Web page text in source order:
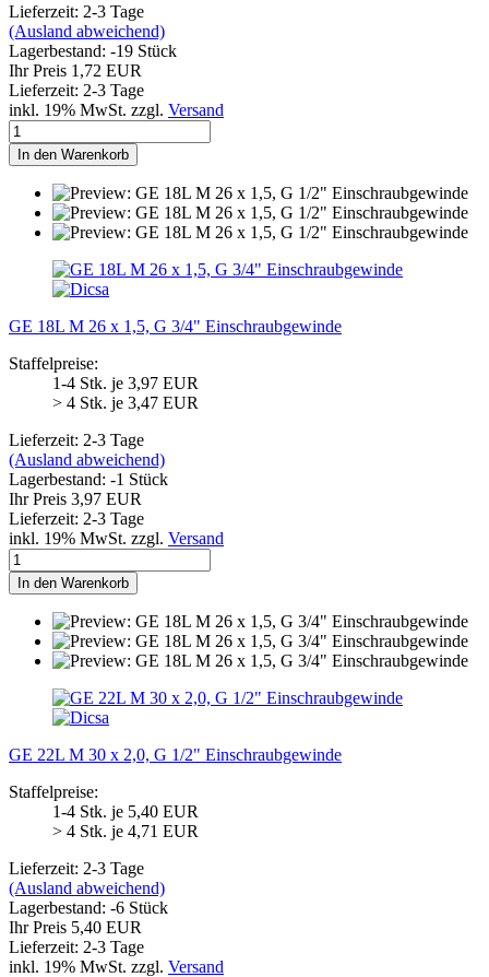
Lieferzeit: 2-3 Tage
(Ausland abweichend)
Lagerbestand: -19 Stück
Ihr Preis 1,72 EUR
Lieferzeit: 2-3 Tage
inkl. 19% MwSt. zzgl. Versand
In den Warenkorb
GE 18L M 26 x 1,5, G 3/4" Einschraubgewinde
Staffelpreise:
1-4 Stk. je 3,97 EUR
> 4 Stk. je 3,47 EUR
Lieferzeit: 2-3 Tage
(Ausland abweichend)
Lagerbestand: -1 Stück
Ihr Preis 3,97 EUR
Lieferzeit: 2-3 Tage
inkl. 19% MwSt. zzgl. Versand
In den Warenkorb
GE 22L M 30 x 2,0, G 1/2" Einschraubgewinde
Staffelpreise:
1-4 Stk. je 5,40 EUR
> 4 Stk. je 4,71 EUR
Lieferzeit: 2-3 Tage
(Ausland abweichend)
Lagerbestand: -6 Stück
Ihr Preis 5,40 EUR
Lieferzeit: 2-3 Tage
inkl. 19% MwSt. zzgl. Versand